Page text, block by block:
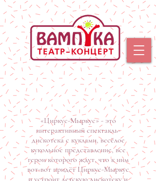
«Циркус-Мыркус» - это
интерактивный спектакль-
дискотека с куклами, весёлое
кукольное представление, все
герои которого ждут, что к ним
вот-вот придёт Циркус-Мыркус
и устроит детскую дискотеку и